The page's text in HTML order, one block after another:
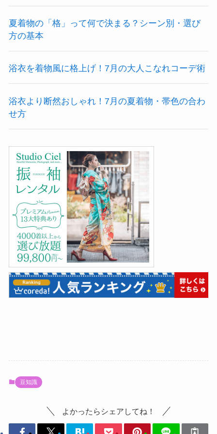
夏着物の「格」って何で決まる？シーン別・選び
方の基本
浴衣を着物風に格上げ！7月の大人こなれコーデ術
浴衣より断然おしゃれ！7月の夏着物・帯色の合わ
せ方
豆知識
よかったらシェアしてね！